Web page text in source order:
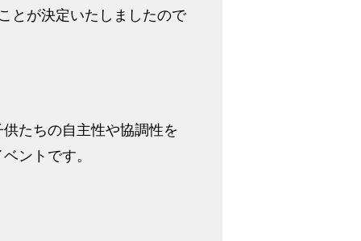
とが決定いたしましたので
たちの自主性や協調性を
ントです。